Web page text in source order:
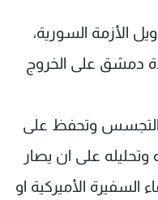
الأزمة السورية،
دمشق على الخروج
وتحفظ على
وتحليله على ان يصار
السفيرة الأميركية او